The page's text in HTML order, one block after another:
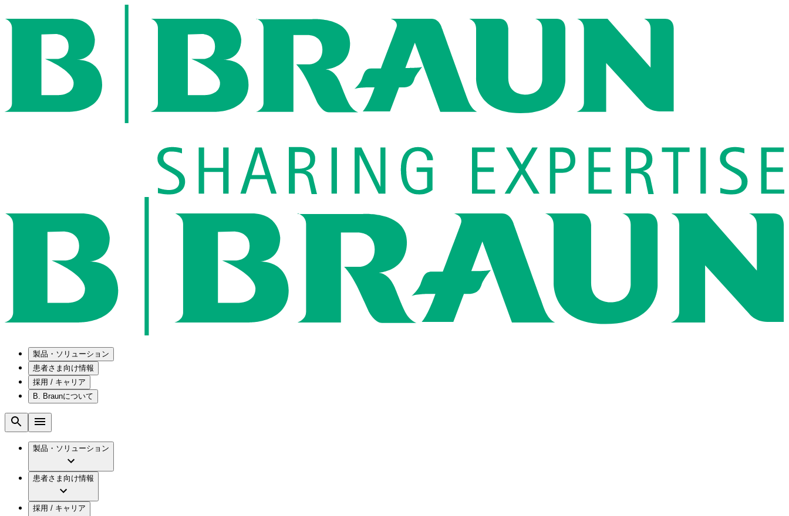
製品・ソリューション
ソリューション
国内の修理サービスセンター
コンサルティングサービス
製品・診療領域
コンチネンスケア
患者さま向け情報
腰椎椎間板ヘルニアについて
水頭症について
慢性創傷の治癒
アクトリーン ハイライト カテ
採用 / キャリア
ビー・ブラウンエースクラップ株式会社の採用情報
グローバル（B. Braunグループ）の採用情報
グローバル（B. Braunグループ）の会社概要
キャリア（B. Braunで働くということ）
B. Braunについて
ビジョンとバリュー
ブランド
エースクラップアカデミー
製品・ソリューション
患者さま向け情報
採用 / キャリア